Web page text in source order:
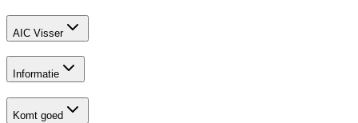
AIC Visser
Informatie
Komt goed